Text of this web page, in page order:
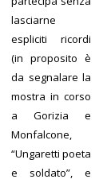
lasciarne
espliciti ricordi
(in proposito è
da segnalare la
mostra in corso
a Gorizia e
Monfalcone,
“Ungaretti poeta
e soldato”, e